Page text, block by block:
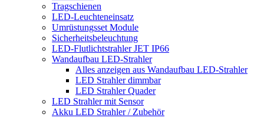
Tragschienen
LED-Leuchteneinsatz
Umrüstungsset Module
Sicherheitsbeleuchtung
LED-Flutlichtstrahler JET IP66
Wandaufbau LED-Strahler
Alles anzeigen aus Wandaufbau LED-Strahler
LED Strahler dimmbar
LED Strahler Quader
LED Strahler mit Sensor
Akku LED Strahler / Zubehör